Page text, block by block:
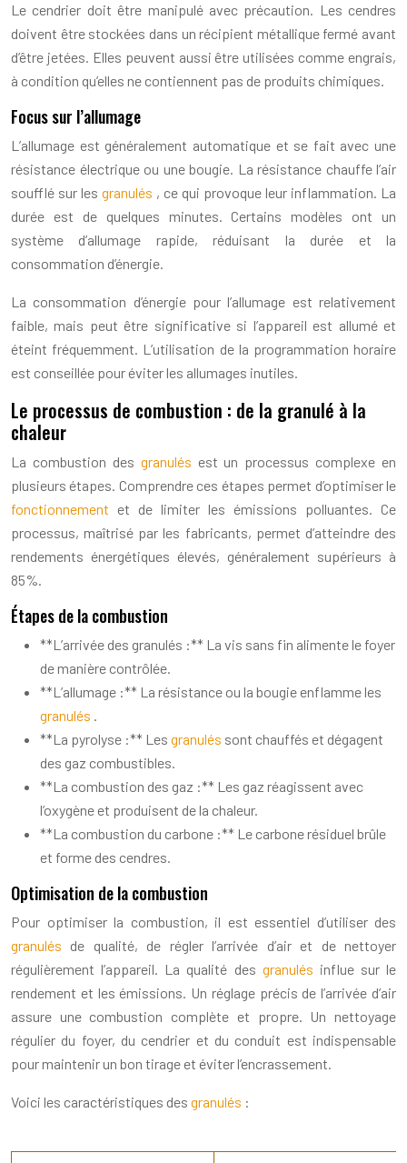
Le cendrier doit être manipulé avec précaution. Les cendres
doivent être stockées dans un récipient métallique fermé avant
d’être jetées. Elles peuvent aussi être utilisées comme engrais,
à condition qu’elles ne contiennent pas de produits chimiques.
Focus sur l’allumage
L’allumage est généralement automatique et se fait avec une
résistance électrique ou une bougie. La résistance chauffe l’air
soufflé sur les granulés , ce qui provoque leur inflammation. La
durée est de quelques minutes. Certains modèles ont un
système d’allumage rapide, réduisant la durée et la
consommation d’énergie.
La consommation d’énergie pour l’allumage est relativement
faible, mais peut être significative si l’appareil est allumé et
éteint fréquemment. L’utilisation de la programmation horaire
est conseillée pour éviter les allumages inutiles.
Le processus de combustion : de la granulé à la
chaleur
La combustion des granulés est un processus complexe en
plusieurs étapes. Comprendre ces étapes permet d’optimiser le
fonctionnement et de limiter les émissions polluantes. Ce
processus, maîtrisé par les fabricants, permet d’atteindre des
rendements énergétiques élevés, généralement supérieurs à
85%.
Étapes de la combustion
**L’arrivée des granulés :** La vis sans fin alimente le foyer
de manière contrôlée.
**L’allumage :** La résistance ou la bougie enflamme les
granulés .
**La pyrolyse :** Les granulés sont chauffés et dégagent
des gaz combustibles.
**La combustion des gaz :** Les gaz réagissent avec
l’oxygène et produisent de la chaleur.
**La combustion du carbone :** Le carbone résiduel brûle
et forme des cendres.
Optimisation de la combustion
Pour optimiser la combustion, il est essentiel d’utiliser des
granulés de qualité, de régler l’arrivée d’air et de nettoyer
régulièrement l’appareil. La qualité des granulés influe sur le
rendement et les émissions. Un réglage précis de l’arrivée d’air
assure une combustion complète et propre. Un nettoyage
régulier du foyer, du cendrier et du conduit est indispensable
pour maintenir un bon tirage et éviter l’encrassement.
Voici les caractéristiques des granulés :